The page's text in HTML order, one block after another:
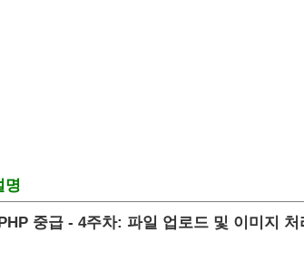
명
중급 - 4주차: 파일 업로드 및 이미지